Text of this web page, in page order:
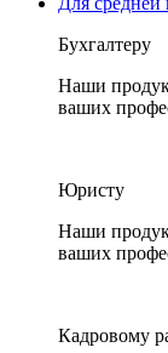
Бухгалтеру
Наши
ваших
Юристу
Наши
ваших
Кадровому